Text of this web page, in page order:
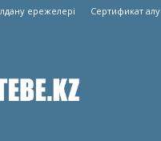
ережелері Сертификат алу